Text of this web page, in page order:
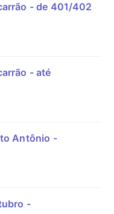
- de 401/402
- até
Antônio -
-